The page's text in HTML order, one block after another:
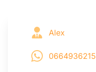
Alex
0664936215